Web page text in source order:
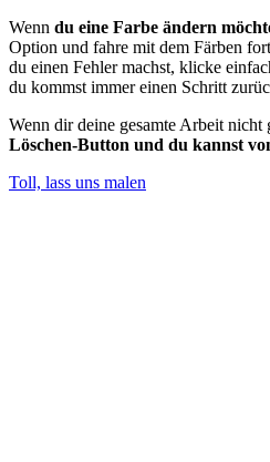
Wenn du eine Farbe ändern
Option und fahre mit dem Färben
du einen Fehler machst, klicke
du kommst immer einen Schritt
Wenn dir deine gesamte Arbeit nicht
Löschen-Button und du kannst
Toll, lass uns malen